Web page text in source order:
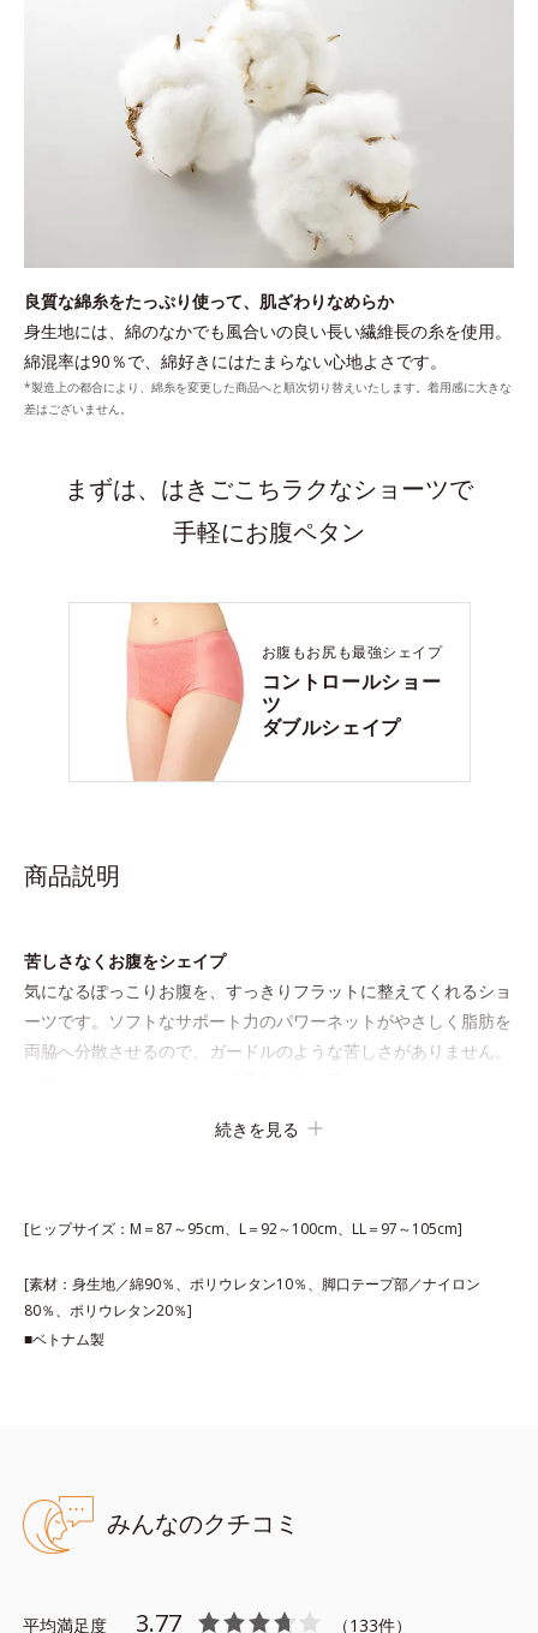
良質な綿糸をたっぷり使って、肌ざわりなめらか
身生地には、綿のなかでも風合いの良い長い繊維長の糸を使用。
綿混率は90％で、綿好きにはたまらない心地よさです。
*製造上の都合により、綿糸を変更した商品へと順次切り替えいたします。着用感に大きな
差はございません。
まずは、はきごこちラクなショーツで
手軽にお腹ペタン
お腹もお尻も最強シェイプ
コントロールショー
ツ
ダブルシェイプ
商品説明
苦しさなくお腹をシェイプ
気になるぽっこりお腹を、すっきりフラットに整えてくれるショ
ーツです。ソフトなサポート力のパワーネットがやさしく脂肪を
両脇へ分散させるので、ガードルのような苦しさがありません。
あたりバツグンです。可能な限り縫い目を少なくしたので、ゴロ
を使用しており、締めつけ感がありません。
続きを見る
[ヒップサイズ：M＝87～95cm、L＝92～100cm、LL＝97～105cm]
[素材：身生地／綿90％、ポリウレタン10％、脚口テープ部／ナイロン
80％、ポリウレタン20％]
■ベトナム製
みんなのクチコミ
平均満足度 3.77 （133件）